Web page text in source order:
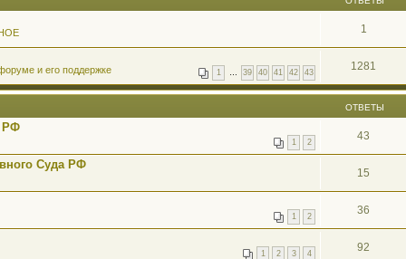
1
1 … 39 40 41 42 43
и его поддержке 1281
ОТВЕТЫ
РФ
1 2 43
Суда РФ
15
1 2 36
1 2 3 4 92